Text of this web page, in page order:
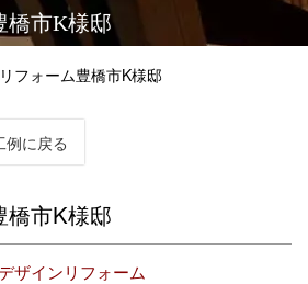
橋市K様邸
フォーム豊橋市K様邸
例に戻る
橋市K様邸
ザインリフォーム